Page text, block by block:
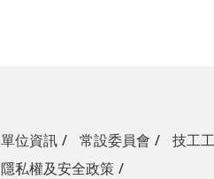
單位資訊 常設委員會 技工
隱私權及安全政策